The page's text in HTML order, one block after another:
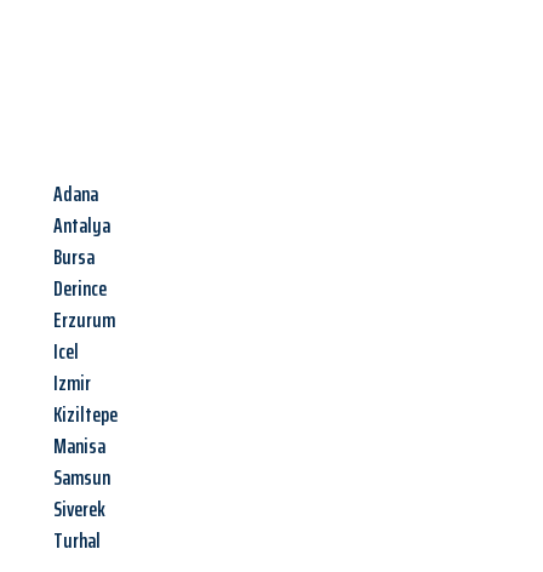
Adana
Antalya
Bursa
Derince
Erzurum
Icel
Izmir
Kiziltepe
Manisa
Samsun
Siverek
Turhal